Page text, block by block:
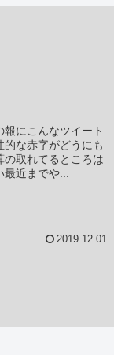
にこんなツイート
な赤字がどうにも
取れてるところは
近までや...
2019.12.01